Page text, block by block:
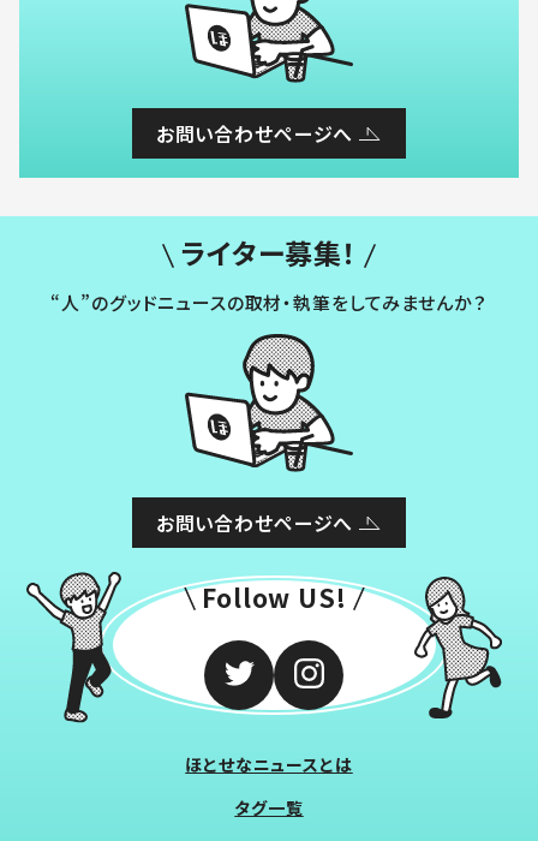
お問い合わせページへ
ライター募集！
“人”のグッドニュースの取材・執筆をしてみませんか？
お問い合わせページへ
Follow US!
ほとせなニュースとは
タグ一覧